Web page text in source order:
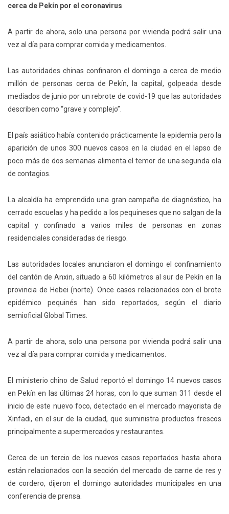
cerca de Pekín por el coronavirus
A partir de ahora, solo una persona por vivienda podrá salir una
vez al día para comprar comida y medicamentos.
Las autoridades chinas confinaron el domingo a cerca de medio
millón de personas cerca de Pekín, la capital, golpeada desde
mediados de junio por un rebrote de covid-19 que las autoridades
describen como “grave y complejo”.
El país asiático había contenido prácticamente la epidemia pero la
aparición de unos 300 nuevos casos en la ciudad en el lapso de
poco más de dos semanas alimenta el temor de una segunda ola
de contagios.
La alcaldía ha emprendido una gran campaña de diagnóstico, ha
cerrado escuelas y ha pedido a los pequineses que no salgan de la
capital y confinado a varios miles de personas en zonas
residenciales consideradas de riesgo.
Las autoridades locales anunciaron el domingo el confinamiento
del cantón de Anxin, situado a 60 kilómetros al sur de Pekín en la
provincia de Hebei (norte). Once casos relacionados con el brote
epidémico pequinés han sido reportados, según el diario
semioficial Global Times.
A partir de ahora, solo una persona por vivienda podrá salir una
vez al día para comprar comida y medicamentos.
El ministerio chino de Salud reportó el domingo 14 nuevos casos
en Pekín en las últimas 24 horas, con lo que suman 311 desde el
inicio de este nuevo foco, detectado en el mercado mayorista de
Xinfadi, en el sur de la ciudad, que suministra productos frescos
principalmente a supermercados y restaurantes.
Cerca de un tercio de los nuevos casos reportados hasta ahora
están relacionados con la sección del mercado de carne de res y
de cordero, dijeron el domingo autoridades municipales en una
conferencia de prensa.